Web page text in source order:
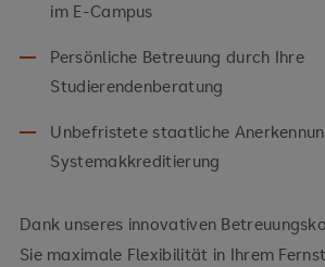
im E-Campus
Persönliche Betreuung durch Ihre
Studierendenberatung
Unbefristete staatliche
Systemakkreditierung
Dank unseres innovativen
Sie maximale Flexibilität in Ihrem